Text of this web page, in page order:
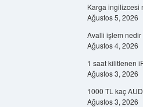
Karga ingilizcesi
Ağustos 5, 2026
Avalli işlem nedir
Ağustos 4, 2026
1 saat kilitlenen
Ağustos 3, 2026
1000 TL kaç
Ağustos 3, 2026